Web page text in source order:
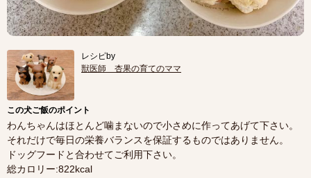
レシピby
獣医師 杏果の育てのママ
この犬ご飯のポイント
わんちゃんはほとんど噛まないので小さめに作ってあげて下さい。
それだけで毎日の栄養バランスを保証するものではありません。
ドッグフードと合わせてご利用下さい。
総カロリー:822kcal